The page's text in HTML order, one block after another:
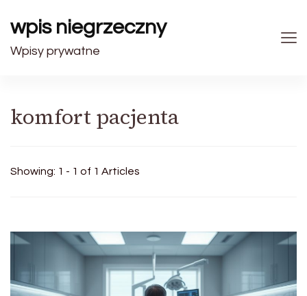
wpis niegrzeczny
Wpisy prywatne
komfort pacjenta
Showing: 1 - 1 of 1 Articles